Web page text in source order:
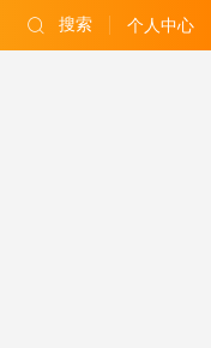
个人中心
搜索